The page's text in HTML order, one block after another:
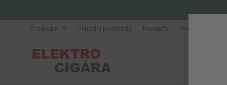
O nákupu Ochodní podmínky Kontakty Poradna